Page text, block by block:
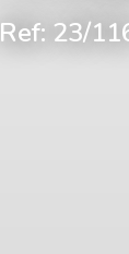
Ref: 23/